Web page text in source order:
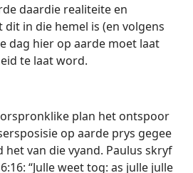
daardie realiteite en
in die hemel is (en volgens
dag hier op aarde moet laat
te laat word.
plan het ontspoor
op aarde prys gegee
van die vyand. Paulus skryf
“Julle weet tog: as julle julle